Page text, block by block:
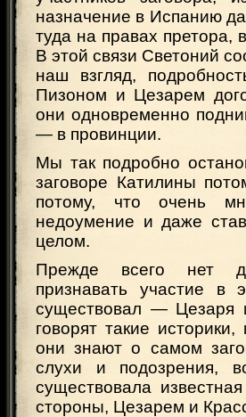
назначение в Испанию
туда на правах претора,
В этой связи Светоний
наш взгляд,
Пизоном и Цезарем
они одновременно
— в провинции.
Мы так подробно
заговоре Катилины
потому, что очень
недоумение и даже
целом.
Прежде всего нет
признавать участие
существовал — Цезаря
говорят такие
они знают о самом
слухи и подозрения,
существовала
стороны, Цезарем и